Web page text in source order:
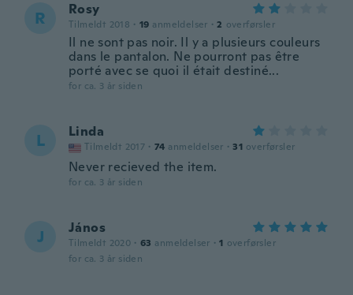
R Rosy
Tilmeldt 2018 · 19 anmeldelser · 2 overførsler
Il ne sont pas noir. Il y a plusieurs couleurs
dans le pantalon. Ne pourront pas être
porté avec se quoi il était destiné...
for ca. 3 år siden
L Linda
Tilmeldt 2017 · 74 anmeldelser · 31 overførsler
Never recieved the item.
for ca. 3 år siden
J János
Tilmeldt 2020 · 63 anmeldelser · 1 overførsler
for ca. 3 år siden